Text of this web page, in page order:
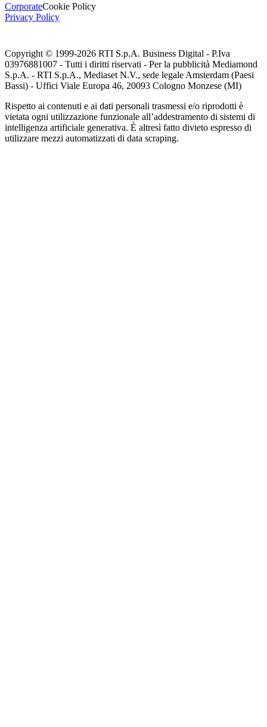
CorporateCookie Policy
Privacy Policy
Copyright © 1999-2026 RTI S.p.A. Business Digital - P.Iva
03976881007 - Tutti i diritti riservati - Per la pubblicità Mediamond
S.p.A. - RTI S.p.A., Mediaset N.V., sede legale Amsterdam (Paesi
Bassi) - Uffici Viale Europa 46, 20093 Cologno Monzese (MI)
Rispetto ai contenuti e ai dati personali trasmessi e/o riprodotti è
vietata ogni utilizzazione funzionale all’addestramento di sistemi di
intelligenza artificiale generativa. È altresì fatto divieto espresso di
utilizzare mezzi automatizzati di data scraping.